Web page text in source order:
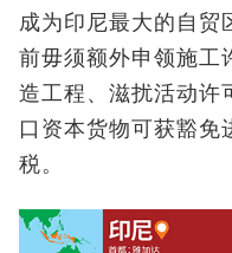
成为印尼最大的自贸
前毋须额外申领施工
造工程、滋扰活动许
口资本货物可获豁免
税。